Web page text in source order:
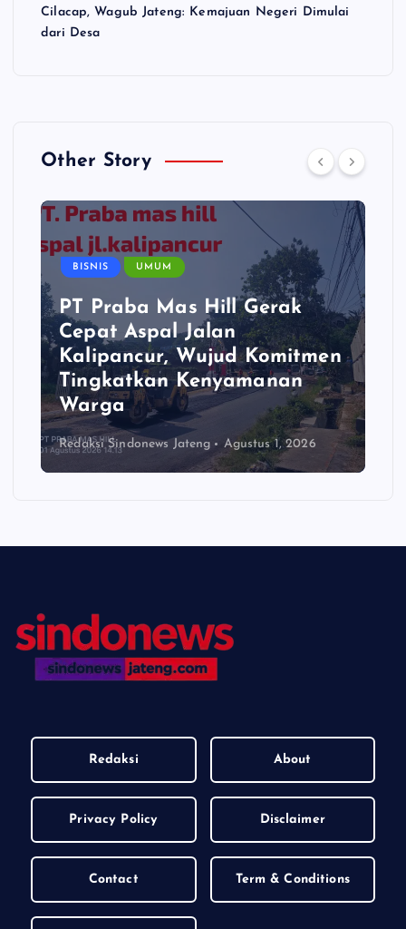
Cilacap, Wagub Jateng: Kemajuan Negeri Dimulai
dari Desa
Other Story
BISNIS UMUM
PT Praba Mas Hill Gerak
Cepat Aspal Jalan
Kalipancur, Wujud Komitmen
Tingkatkan Kenyamanan
Warga
Redaksi Sindonews Jateng Agustus 1, 2026
Redaksi About
Privacy Policy Disclaimer
Contact Term & Conditions